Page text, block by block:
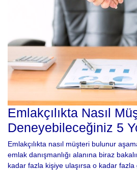
Emlakçılıkta Nasıl
Deneyebileceğiniz 5
Emlakçılıkta nasıl müşteri bulunur
emlak danışmanlığı alanına biraz
kadar fazla kişiye ulaşırsa o kadar